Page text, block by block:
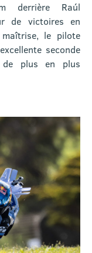
derrière Raúl
de victoires en
le pilote
seconde
plus en plus